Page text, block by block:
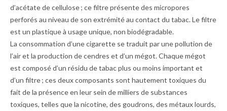
d’acétate de cellulose ; ce filtre présente des micropores
perforés au niveau de son extrémité au contact du tabac. Le filtre
est un plastique à usage unique, non biodégradable.
La consommation d’une cigarette se traduit par une pollution de
l’air et la production de cendres et d’un mégot. Chaque mégot
est composé d’un résidu de tabac plus ou moins important et
d’un filtre ; ces deux composants sont hautement toxi­ques du
fait de la présence en leur sein de milliers de substances
toxiques, telles que la nicotine, des goudrons, des métaux lourds,